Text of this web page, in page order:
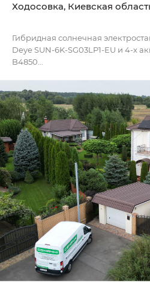
Ходосовка, Киевская
Гибридная солнечная
Deye SUN-6K-SG03LP1-EU и 4-х
B4850...